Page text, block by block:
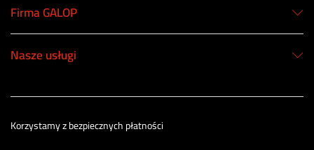
Firma GALOP
Nasze usługi
Korzystamy z bezpiecznych płatności